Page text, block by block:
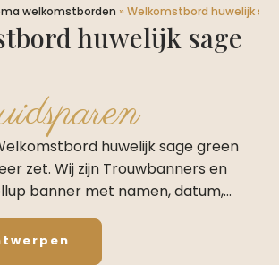
welkomstborden »Welkomstbord huwelijk
huwelijk sage
huwelijk sage green
zet. Wij zijn Trouwbanners en
banner met namen, datum,…